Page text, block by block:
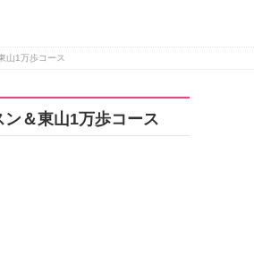
山1万歩コース
＆東山1万歩コース